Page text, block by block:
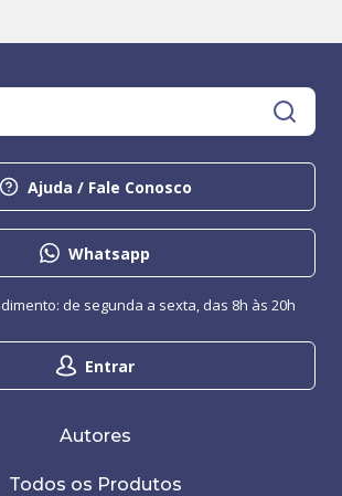
Ajuda / Fale Conosco
Whatsapp
Entrar
de segunda a sexta, das 8h às 20h
Autores
Todos os Produtos